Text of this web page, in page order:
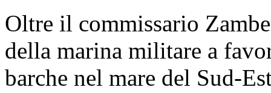
Oltre il commissario
della marina militare a
barche nel mare del Sud-